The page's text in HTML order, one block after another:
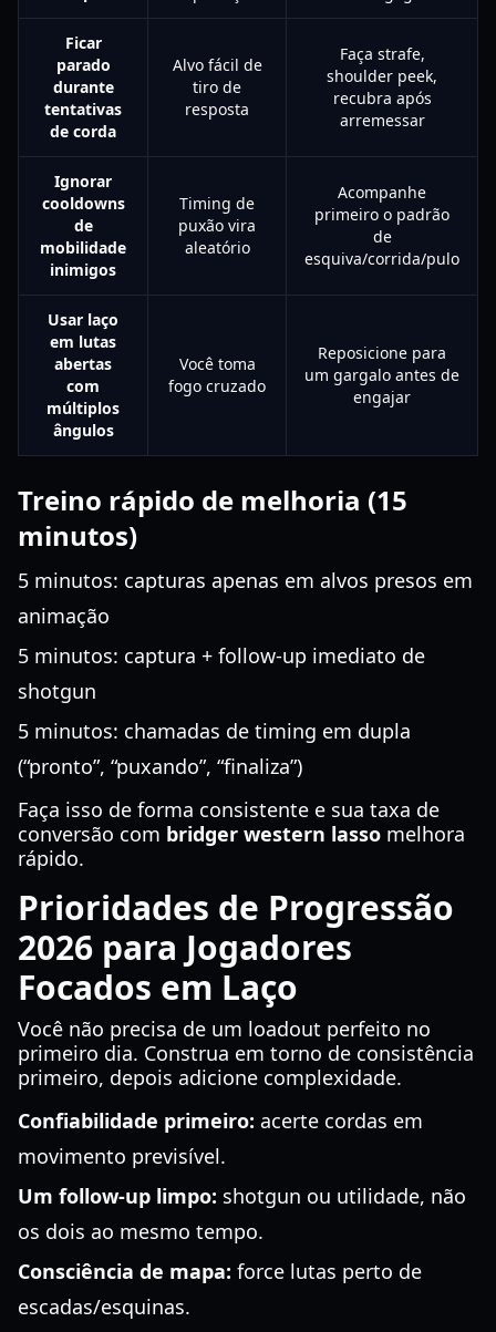
Ficar
parado
durante
tentativas
de corda
Alvo fácil de
tiro de
resposta
Faça strafe,
shoulder peek,
recubra após
arremessar
Ignorar
cooldowns
de
mobilidade
inimigos
Timing de
puxão vira
aleatório
Acompanhe
primeiro o padrão
de
esquiva/corrida/pulo
Usar laço
em lutas
abertas
com
múltiplos
ângulos
Você toma
fogo cruzado
Reposicione para
um gargalo antes de
engajar
Treino rápido de melhoria (15
minutos)
5 minutos: capturas apenas em alvos presos em
animação
5 minutos: captura + follow-up imediato de
shotgun
5 minutos: chamadas de timing em dupla
(“pronto”, “puxando”, “finaliza”)
Faça isso de forma consistente e sua taxa de
conversão com bridger western lasso melhora
rápido.
Prioridades de Progressão
2026 para Jogadores
Focados em Laço
Você não precisa de um loadout perfeito no
primeiro dia. Construa em torno de consistência
primeiro, depois adicione complexidade.
Confiabilidade primeiro: acerte cordas em
movimento previsível.
Um follow-up limpo: shotgun ou utilidade, não
os dois ao mesmo tempo.
Consciência de mapa: force lutas perto de
escadas/esquinas.